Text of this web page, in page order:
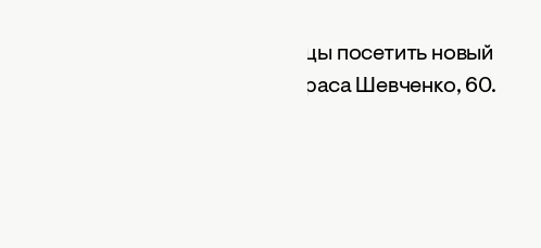
киевлянок и гостей столицы посетить новый
по адресу: бульвар Тараса Шевченко, 60.